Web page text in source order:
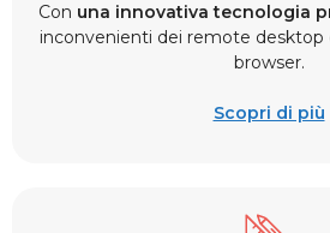
Con una innovativa tecnologia
inconvenienti dei remote desktop
browser.
Scopri di più